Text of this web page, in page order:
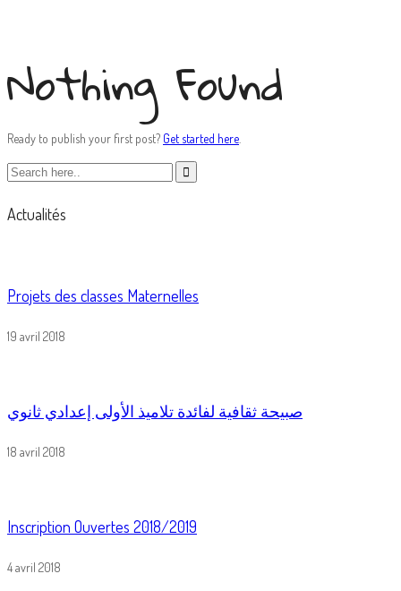
Nothing Found
Ready to publish your first post? Get started here
Actualités
Projets des classes Maternelles
19 avril 2018
صبيحة ثقافية لفائدة تلاميذ الأولى إعدادي ثانوي
18 avril 2018
Inscription Ouvertes 2018/2019
4 avril 2018